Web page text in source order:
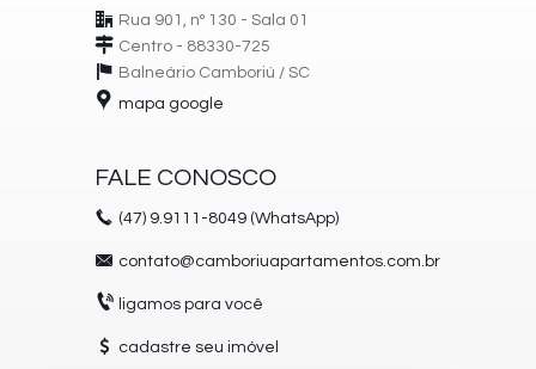
Rua 901, nº 130 - Sala 01
Centro - 88330-725
Balneário Camboriú / SC
mapa google
FALE CONOSCO
(47) 9.9111-8049 (WhatsApp)
contato@camboriuapartamentos.com.br
ligamos para você
cadastre seu imóvel